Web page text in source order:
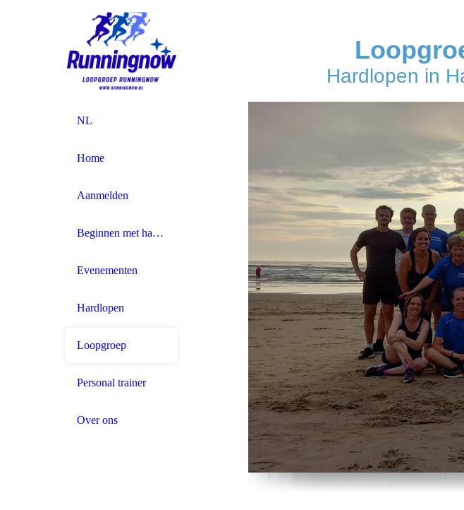
Hardlopen in
NL
Home
Aanmelden
Beginnen met hardlopen
Evenementen
Hardlopen
Loopgroep
Personal trainer
Over ons